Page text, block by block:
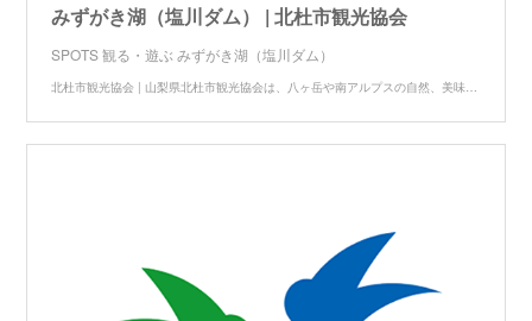
みずがき湖（塩川ダム） | 北杜市観光協会
SPOTS 観る・遊ぶ みずがき湖（塩川ダム）